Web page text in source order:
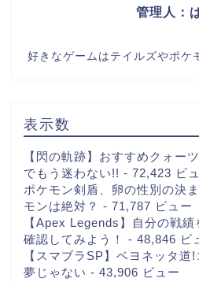
管理人：
好きなゲームはテイルズやポケ
表示数
【閃の軌跡】おすすめクォー
でもう迷わない!! - 72,423 ビ
ポケモン剣盾、卵の性別の決
モンは絶対？ - 71,787 ビュー
【Apex Legends】自分の戦
確認してみよう！
- 48,846 ビ
【スマブラSP】ベヨネッタ道
夢じゃない - 43,906 ビュー